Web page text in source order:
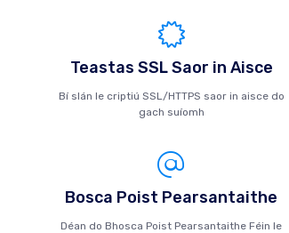
Teastas SSL Saor in Aisce
Bí slán le criptiú SSL/HTTPS saor in aisce do
gach suíomh
Bosca Poist Pearsantaithe
Déan do Bhosca Poist Pearsantaithe Féin le